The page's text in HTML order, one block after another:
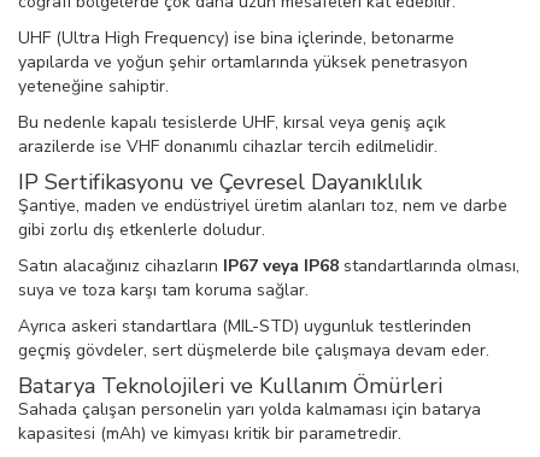
UHF (Ultra High Frequency) ise bina içlerinde, betonarme
yapılarda ve yoğun şehir ortamlarında yüksek penetrasyon
yeteneğine sahiptir.
Bu nedenle kapalı tesislerde UHF, kırsal veya geniş açık
arazilerde ise VHF donanımlı cihazlar tercih edilmelidir.
IP Sertifikasyonu ve Çevresel Dayanıklılık
Şantiye, maden ve endüstriyel üretim alanları toz, nem ve darbe
gibi zorlu dış etkenlerle doludur.
Satın alacağınız cihazların IP67 veya IP68 standartlarında olması,
suya ve toza karşı tam koruma sağlar.
Ayrıca askeri standartlara (MIL-STD) uygunluk testlerinden
geçmiş gövdeler, sert düşmelerde bile çalışmaya devam eder.
Batarya Teknolojileri ve Kullanım Ömürleri
Sahada çalışan personelin yarı yolda kalmaması için batarya
kapasitesi (mAh) ve kimyası kritik bir parametredir.